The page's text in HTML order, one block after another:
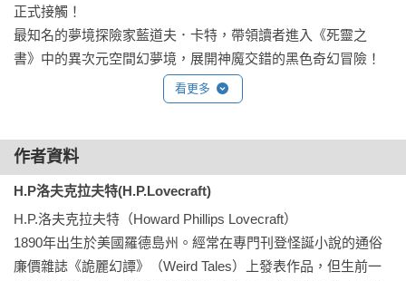
正式接觸！
最知名的夢境探險家藍道夫．卡特，帶領讀者進入《死靈之
書》中的異次元空間幻夢境，展開神魔交錯的黑色奇幻冒險！
《幻夢境小說傑作選》，是由一連串異次元空間幻夢境的相關
為主軸，再加上幻夢傳奇的重要篇章《奈亞拉索特普》、《烏
撒之貓》與《末日降臨薩納斯》，和劇情看似獨立、卻對後續
故事有重要連結的恐怖短篇經典《皮克曼的模特兒》，以及將
上述元素串聯在一起的長篇故事《夢尋祕境卡達斯》。
在這個由夢境構成的奇幻世界中，各種奇異生物都生活在同一
個空間，同樣的，地球諸神也在這個幻夢境中活動，像是由夜
看更多
作者資料
H.P洛夫克拉夫特(H.P.Lovecraft)
H.P.洛夫克拉夫特（Howard Phillips Lovecraft）
1890年出生於美國羅德島州。經常在專門刊登怪誕小說的通俗
廉價雜誌《詭麗幻譚》（Weird Tales）上發表作品，但生前一